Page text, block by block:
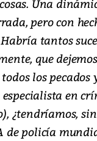
Una
pero con
tantos
que
los
en
¿tendríamos,
de policía